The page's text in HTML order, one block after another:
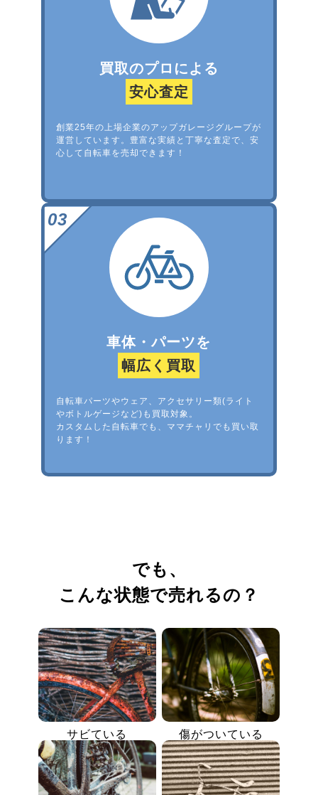
買取のプロによる
安心査定
創業25年の上場企業のアップガレージグループが
運営しています。豊富な実績と丁寧な査定で、安
心して自転車を売却できます！
車体・パーツを
幅広く買取
自転車パーツやウェア、アクセサリー類(ライト
やボトルゲージなど)も買取対象。
カスタムした自転車でも、ママチャリでも買い取
ります！
でも、
こんな状態で売れるの？
サビている 傷がついている